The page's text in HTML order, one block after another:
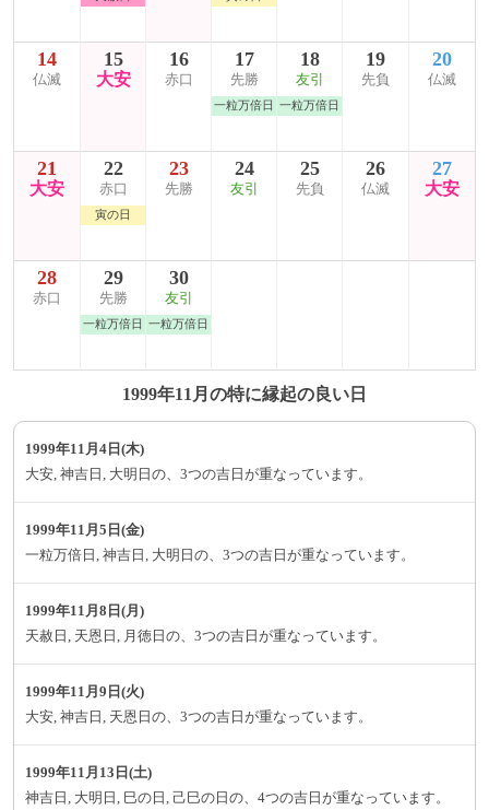
14
仏滅
15
大安
16
赤口
17
先勝
一粒万倍日
18
友引
一粒万倍日
19
先負
20
仏滅
21
大安
22
赤口
寅の日
23
先勝
24
友引
25
先負
26
仏滅
27
大安
28
赤口
29
先勝
一粒万倍日
30
友引
一粒万倍日
1999年11月の特に縁起の良い日
1999年11月4日(木)
大安, 神吉日, 大明日の、3つの吉日が重なっています。
1999年11月5日(金)
一粒万倍日, 神吉日, 大明日の、3つの吉日が重なっています。
1999年11月8日(月)
天赦日, 天恩日, 月徳日の、3つの吉日が重なっています。
1999年11月9日(火)
大安, 神吉日, 天恩日の、3つの吉日が重なっています。
1999年11月13日(土)
神吉日, 大明日, 巳の日, 己巳の日の、4つの吉日が重なっています。